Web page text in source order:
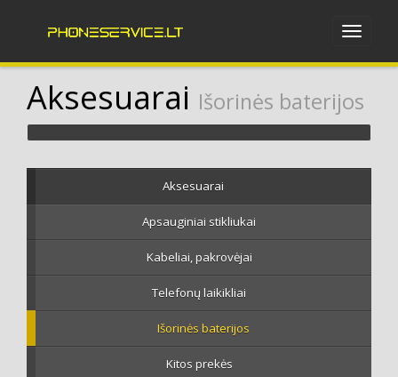
Aksesuarai Išorinės baterijos
Aksesuarai
Apsauginiai stikliukai
Kabeliai, pakrovėjai
Telefonų laikikliai
Išorinės baterijos
Kitos prekės